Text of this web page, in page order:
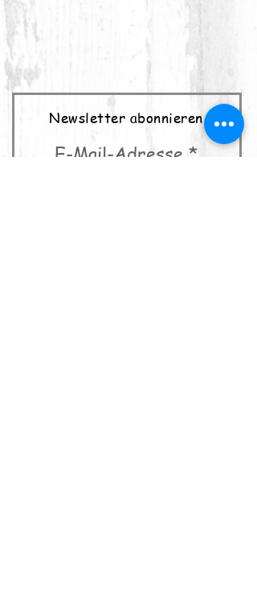
Newsletter abonnieren
E-Mail-Adresse